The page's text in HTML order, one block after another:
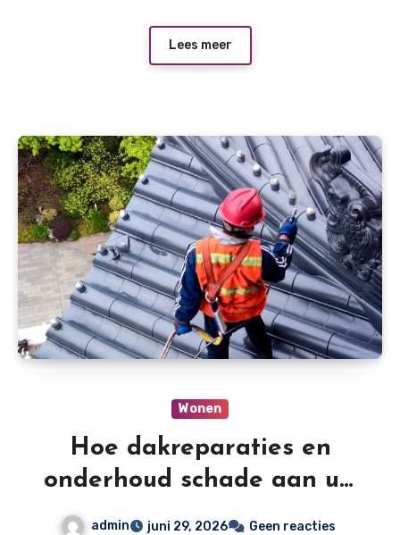
Lees meer
Wonen
Hoe dakreparaties en
onderhoud schade aan uw
admin juni 29, 2026 Geen reacties